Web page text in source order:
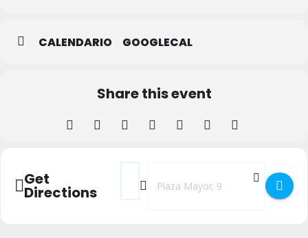
CALENDARIO GOOGLECAL
Share this event
Get
Directions
Address - EL REY QUE FUE en el Teatro
Destination Address - EL REY